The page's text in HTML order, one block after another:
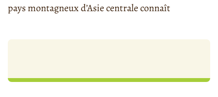
pays montagneux d’Asie centrale connaît